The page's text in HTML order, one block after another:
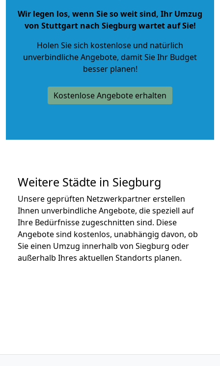
Wir legen los, wenn Sie so weit sind, Ihr Umzug
von Stuttgart nach Siegburg wartet auf Sie!
Holen Sie sich kostenlose und natürlich
unverbindliche Angebote, damit Sie Ihr Budget
besser planen!
Kostenlose Angebote erhalten
Weitere Städte in Siegburg
Unsere geprüften Netzwerkpartner erstellen
Ihnen unverbindliche Angebote, die speziell auf
Ihre Bedürfnisse zugeschnitten sind. Diese
Angebote sind kostenlos, unabhängig davon, ob
Sie einen Umzug innerhalb von Siegburg oder
außerhalb Ihres aktuellen Standorts planen.